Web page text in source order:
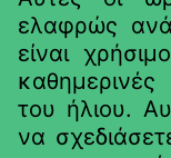
ελαφρώς
είναι
του ήλιου.
να